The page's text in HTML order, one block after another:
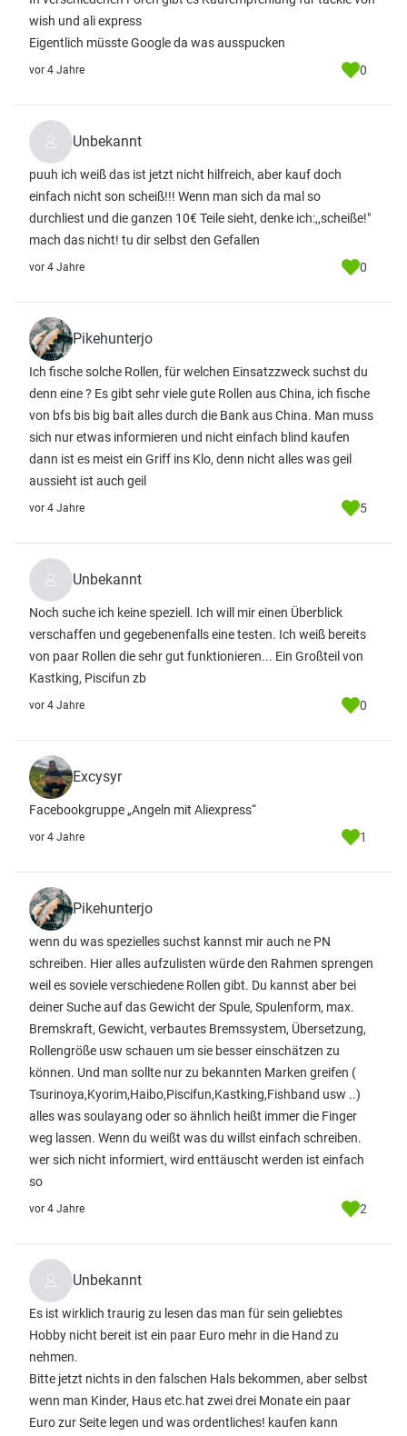
wish und ali express
Eigentlich müsste Google da was ausspucken
vor 4 Jahre 0
Unbekannt
puuh ich weiß das ist jetzt nicht hilfreich, aber kauf doch
einfach nicht son scheiß!!! Wenn man sich da mal so
durchliest und die ganzen 10€ Teile sieht, denke ich:,,scheiße!"
mach das nicht! tu dir selbst den Gefallen
vor 4 Jahre 0
Pikehunterjo
Ich fische solche Rollen, für welchen Einsatzzweck suchst du
denn eine ? Es gibt sehr viele gute Rollen aus China, ich fische
von bfs bis big bait alles durch die Bank aus China. Man muss
sich nur etwas informieren und nicht einfach blind kaufen
dann ist es meist ein Griff ins Klo, denn nicht alles was geil
aussieht ist auch geil
vor 4 Jahre 5
Unbekannt
Noch suche ich keine speziell. Ich will mir einen Überblick
verschaffen und gegebenenfalls eine testen. Ich weiß bereits
von paar Rollen die sehr gut funktionieren... Ein Großteil von
Kastking, Piscifun zb
vor 4 Jahre 0
Excysyr
Facebookgruppe „Angeln mit Aliexpress“
vor 4 Jahre 1
Pikehunterjo
wenn du was spezielles suchst kannst mir auch ne PN
schreiben. Hier alles aufzulisten würde den Rahmen sprengen
weil es soviele verschiedene Rollen gibt. Du kannst aber bei
deiner Suche auf das Gewicht der Spule, Spulenform, max.
Bremskraft, Gewicht, verbautes Bremssystem, Übersetzung,
Rollengröße usw schauen um sie besser einschätzen zu
können. Und man sollte nur zu bekannten Marken greifen (
Tsurinoya,Kyorim,Haibo,Piscifun,Kastking,Fishband usw ..)
alles was soulayang oder so ähnlich heißt immer die Finger
weg lassen. Wenn du weißt was du willst einfach schreiben.
wer sich nicht informiert, wird enttäuscht werden ist einfach
so
vor 4 Jahre 2
Unbekannt
Es ist wirklich traurig zu lesen das man für sein geliebtes
Hobby nicht bereit ist ein paar Euro mehr in die Hand zu
nehmen.
Bitte jetzt nichts in den falschen Hals bekommen, aber selbst
wenn man Kinder, Haus etc.hat zwei drei Monate ein paar
Euro zur Seite legen und was ordentliches! kaufen kann